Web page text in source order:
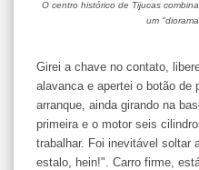
O centro histórico de Tijucas
um
Girei a chave no contato,
alavanca e apertei o botão de
arranque, ainda girando na
primeira e o motor seis
trabalhar. Foi inevitável soltar
estalo, hein!". Carro firme,